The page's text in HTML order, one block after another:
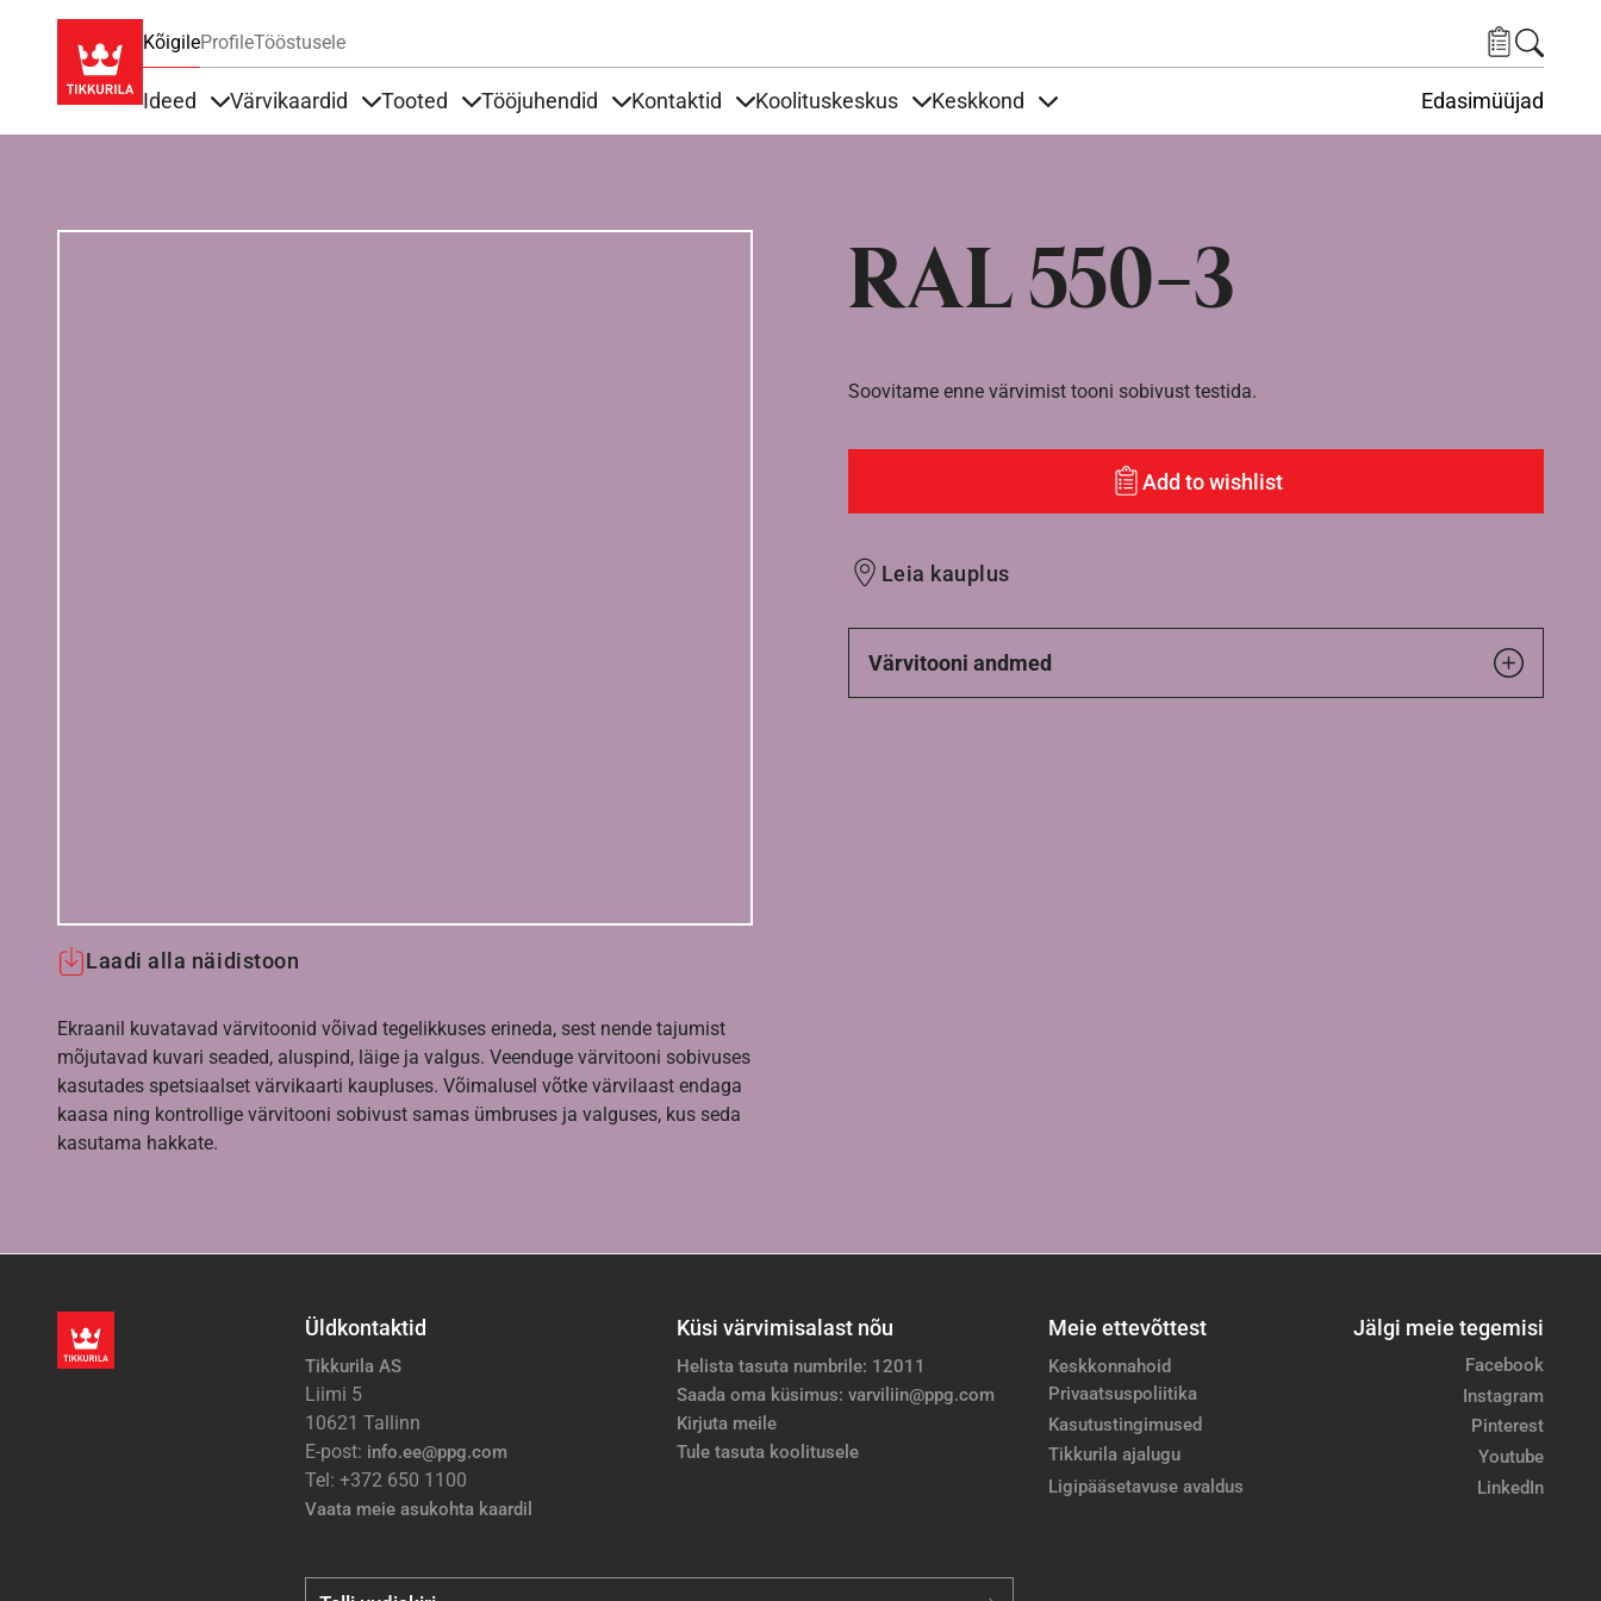
KõigileProfileTööstusele
Ideed Värvikaardid Tooted Tööjuhendid Kontaktid Koolituskeskus Keskkond Edasimüüjad
RAL 550-3
Laadi alla näidistoon
Ekraanil kuvatavad värvitoonid võivad tegelikkuses erineda, sest nende tajumist
mõjutavad kuvari seaded, aluspind, läige ja valgus. Veenduge värvitooni sobivuses
kasutades spetsiaalset värvikaarti kaupluses. Võimalusel võtke värvilaast endaga
kaasa ning kontrollige värvitooni sobivust samas ümbruses ja valguses, kus seda
kasutama hakkate.
Soovitame enne värvimist tooni sobivust testida.
Add to wishlist
Leia kauplus
Värvitooni andmed
Üldkontaktid
Tikkurila AS
Liimi 5
10621 Tallinn
E-post: info.ee@ppg.com
Tel: +372 650 1100
Vaata meie asukohta kaardil
Küsi värvimisalast nõu
Helista tasuta numbrile: 12011
Saada oma küsimus: varviliin@ppg.com
Kirjuta meile
Tule tasuta koolitusele
Meie ettevõttest
Keskkonnahoid
Privaatsuspoliitika
Kasutustingimused
Tikkurila ajalugu
Ligipääsetavuse avaldus
Jälgi meie tegemisi
Facebook
Instagram
Pinterest
Youtube
LinkedIn